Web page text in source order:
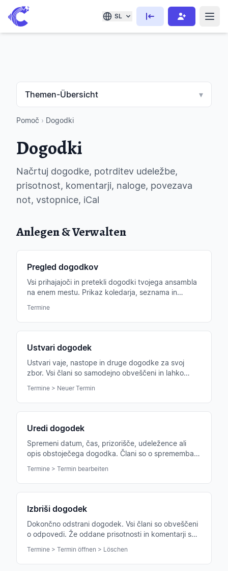
SL
Themen-Übersicht ▾
Pomoč › Dogodki
Dogodki
Načrtuj dogodke, potrditev udeležbe,
prisotnost, komentarji, naloge, povezava
not, vstopnice, iCal
Anlegen & Verwalten
Pregled dogodkov
Vsi prihajajoči in pretekli dogodki tvojega ansambla
na enem mestu. Prikaz koledarja, seznama in
Termine
Ustvari dogodek
Ustvari vaje, nastope in druge dogodke za svoj
zbor. Vsi člani so samodejno obveščeni in lahko
Termine > Neuer Termin
Uredi dogodek
Spremeni datum, čas, prizorišče, udeležence ali
opis obstoječega dogodka. Člani so o spremembah
Termine > Termin bearbeiten
Izbriši dogodek
Dokončno odstrani dogodek. Vsi člani so obveščeni
o odpovedi. Že oddane prisotnosti in komentarji so
Termine > Termin öffnen > Löschen